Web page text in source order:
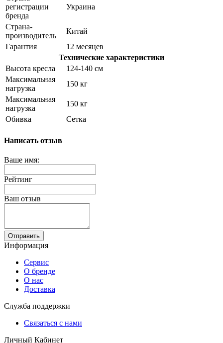
регистрации
бренда
Украина
Страна-
производитель
Китай
Гарантия
12 месяцев
Технические характеристики
Высота кресла
124-140 см
Максимальная
нагрузка
150 кг
Максимальная
нагрузка
150 кг
Обивка
Сетка
Написать отзыв
Ваше имя:
Рейтинг
Ваш отзыв
Отправить
Информация
Сервис
О бренде
О нас
Доставка
Служба поддержки
Связаться с нами
Личный Кабинет